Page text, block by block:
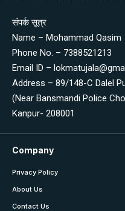
संपर्क सूत्र
Name – Mohammad Qasim
Phone No. – 7388521213
Email ID –
Address – 89/148-C Dalel
(Near Bansmandi Police
Kanpur- 208001
Company
Privacy Policy
About Us
Contact Us